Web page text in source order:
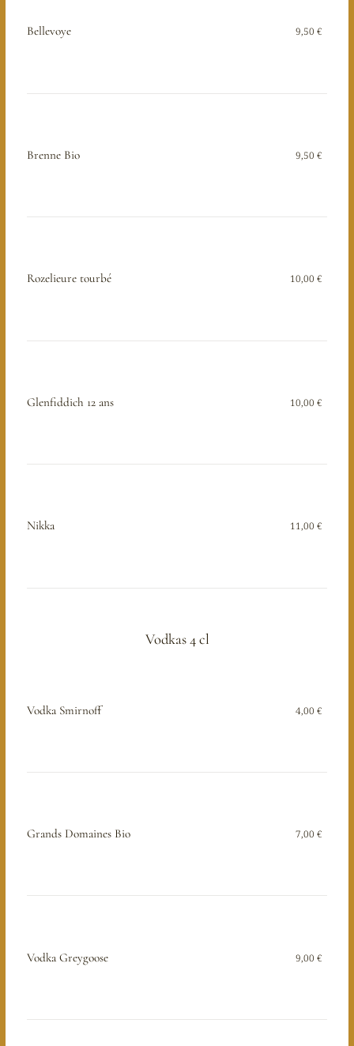
Bellevoye 9,50 €
Brenne Bio 9,50 €
Rozelieure tourbé 10,00 €
Glenfiddich 12 ans 10,00 €
Nikka 11,00 €
Vodkas 4 cl
Vodka Smirnoff 4,00 €
Grands Domaines Bio 7,00 €
Vodka Greygoose 9,00 €